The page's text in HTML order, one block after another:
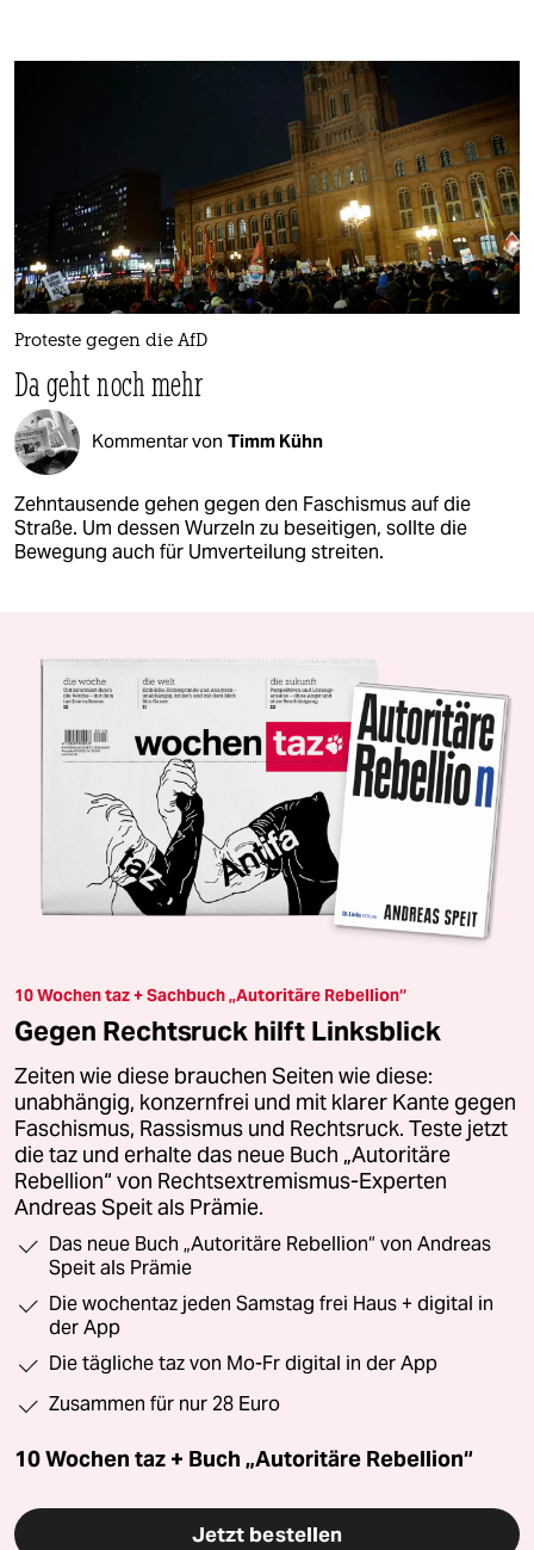
Proteste gegen die AfD
Da geht noch mehr
Kommentar von Timm Kühn
Zehntausende gehen gegen den Faschismus auf die
Straße. Um dessen Wurzeln zu beseitigen, sollte die
Bewegung auch für Umverteilung streiten.
10 Wochen taz + Sachbuch „Autoritäre Rebellion“
Gegen Rechtsruck hilft Linksblick
Zeiten wie diese brauchen Seiten wie diese:
unabhängig, konzernfrei und mit klarer Kante gegen
Faschismus, Rassismus und Rechtsruck. Teste jetzt
die taz und erhalte das neue Buch „Autoritäre
Rebellion“ von Rechtsextremismus-Experten
Andreas Speit als Prämie.
Das neue Buch „Autoritäre Rebellion“ von Andreas
Speit als Prämie
Die wochentaz jeden Samstag frei Haus + digital in
der App
Die tägliche taz von Mo-Fr digital in der App
Zusammen für nur 28 Euro
10 Wochen taz + Buch „Autoritäre Rebellion“
Jetzt bestellen